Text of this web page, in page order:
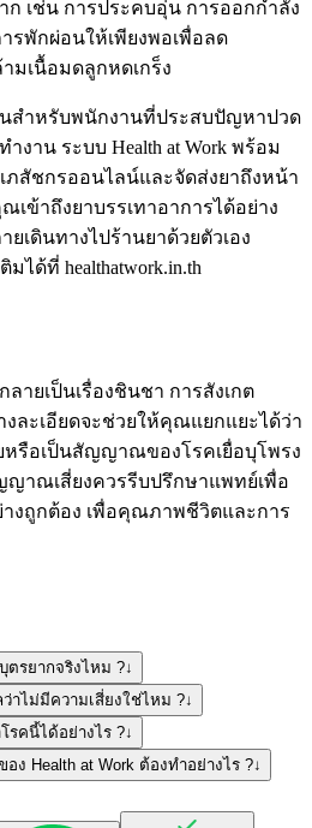
เช่น การประคบอุ่น การออกกำลัง
รพักผ่อนให้เพียงพอเพื่อลด
มเนื้อมดลูกหดเกร็ง
สำหรับพนักงานที่ประสบปัญหาปวด
งาน ระบบ Health at Work พร้อม
สัชกรออนไลน์และจัดส่งยาถึงหน้า
ข้าถึงยาบรรเทาอาการได้อย่าง
ยเดินทางไปร้านยาด้วยตัวเอง
ได้ที่ healthatwork.in.th
ายเป็นเรื่องชินชา การสังเกต
งละเอียดจะช่วยให้คุณแยกแยะได้ว่า
รือเป็นสัญญาณของโรคเยื่อบุโพรง
าณเสี่ยงควรรีบปรึกษาแพทย์เพื่อ
งถูกต้อง เพื่อคุณภาพชีวิตและการ
รยากจริงไหม ?↓
าไม่มีความเสี่ยงใช่ไหม ?↓
รคนี้ได้อย่างไร ?↓
ง Health at Work ต้องทำอย่างไร ?↓